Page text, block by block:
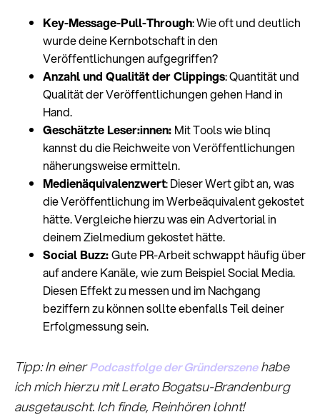
Key-Message-Pull-Through: Wie oft und deutlich
wurde deine Kernbotschaft in den
Veröffentlichungen aufgegriffen?
Anzahl und Qualität der Clippings: Quantität und
Qualität der Veröffentlichungen gehen Hand in
Hand.
Geschätzte Leser:innen: Mit Tools wie blinq
kannst du die Reichweite von Veröffentlichungen
näherungsweise ermitteln.
Medienäquivalenzwert: Dieser Wert gibt an, was
die Veröffentlichung im Werbeäquivalent gekostet
hätte. Vergleiche hierzu was ein Advertorial in
deinem Zielmedium gekostet hätte.
Social Buzz:Gute PR-Arbeit schwappt häufig über
auf andere Kanäle, wie zum Beispiel Social Media.
Diesen Effekt zu messen und im Nachgang
beziffern zu können sollte ebenfalls Teil deiner
Erfolgmessung sein.
Tipp: In einerPodcastfolge der Gründerszenehabe
ich mich hierzu mit Lerato Bogatsu-Brandenburg
ausgetauscht. Ich finde, Reinhören lohnt!